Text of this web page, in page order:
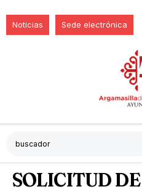
Noticias Sede electrónica
SOLICITUD